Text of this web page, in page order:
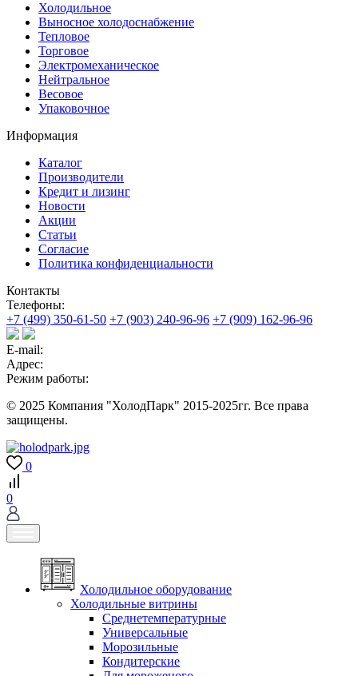
Холодильное
Выносное холодоснабжение
Тепловое
Торговое
Электромеханическое
Нейтральное
Весовое
Упаковочное
Информация
Каталог
Производители
Кредит и лизинг
Новости
Акции
Статьи
Согласие
Политика конфиденциальности
Контакты
Телефоны:
+7 (499) 350-61-50 +7 (903) 240-96-96 +7 (909) 162-96-96
E-mail:
Адрес:
Режим работы:
© 2025 Компания "ХолодПарк" 2015-2025гг. Все права
защищены.
0
0
Холодильное оборудование
Холодильные витрины
Среднетемпературные
Универсальные
Морозильные
Кондитерские